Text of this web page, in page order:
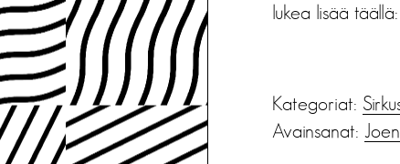
lukea lisää täällä:
Kategoriat:
Avainsanat: